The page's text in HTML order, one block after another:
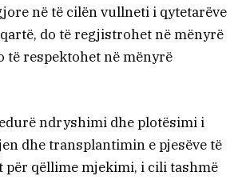
në të cilën vullneti i qytetarëve
do të regjistrohet në mënyrë
të respektohet në mënyrë
ndryshimi dhe plotësimi i
dhe transplantimin e pjesëve të
qëllime mjekimi, i cili tashmë